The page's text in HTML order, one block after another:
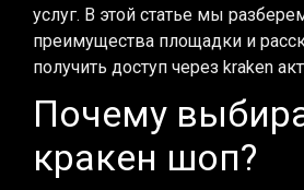
услуг. В этой статье мы
преимущества площадки и
получить доступ через kraken
Почему
кракен шоп?